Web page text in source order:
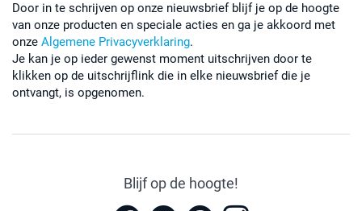
Door in te schrijven op onze nieuwsbrief blijf je op de hoogte
van onze producten en speciale acties en ga je akkoord met
onze Algemene Privacyverklaring.
Je kan je op ieder gewenst moment uitschrijven door te
klikken op de uitschrijflink die in elke nieuwsbrief die je
ontvangt, is opgenomen.
Blijf op de hoogte!